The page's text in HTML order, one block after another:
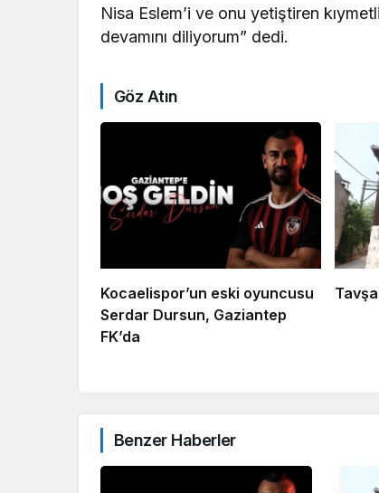
Nisa Eslem’i ve onu yetiştiren
devamını diliyorum” dedi.
Göz Atın
Kocaelispor’un eski oyuncusu
Serdar Dursun, Gaziantep
FK’da
Benzer Haberler